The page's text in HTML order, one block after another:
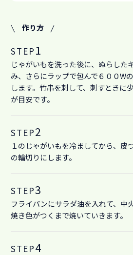
作り方
STEP 1
じゃがいもを洗った後に、ぬらした
み、さらにラップで包んで６００W
します。竹串を刺して、刺すときに
が目安です。
STEP2
１のじゃがいもを冷ましてから、皮
の輪切りにします。
STEP3
フライパンにサラダ油を入れて、中
焼き色がつくまで焼いていきます。
STEP4